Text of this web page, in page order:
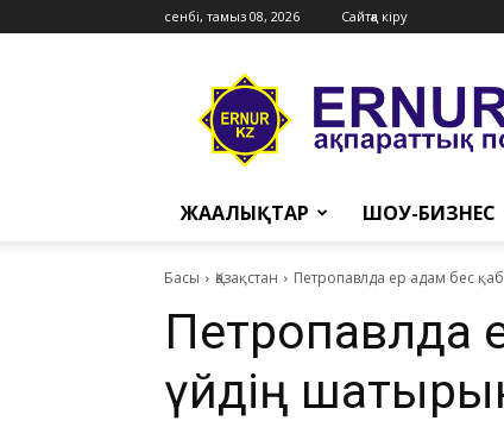
сенбі, тамыз 08, 2026 Сайтқа кіру
Ernur
Press
ЖАҢАЛЫҚТАР ШОУ-БИЗНЕС
Басы Қазақстан Петропавлда ер адам бес
Петропавлда
үйдің